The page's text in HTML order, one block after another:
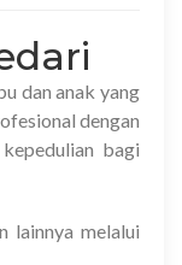
dan anak yang
dengan
bagi
lainnya melalui